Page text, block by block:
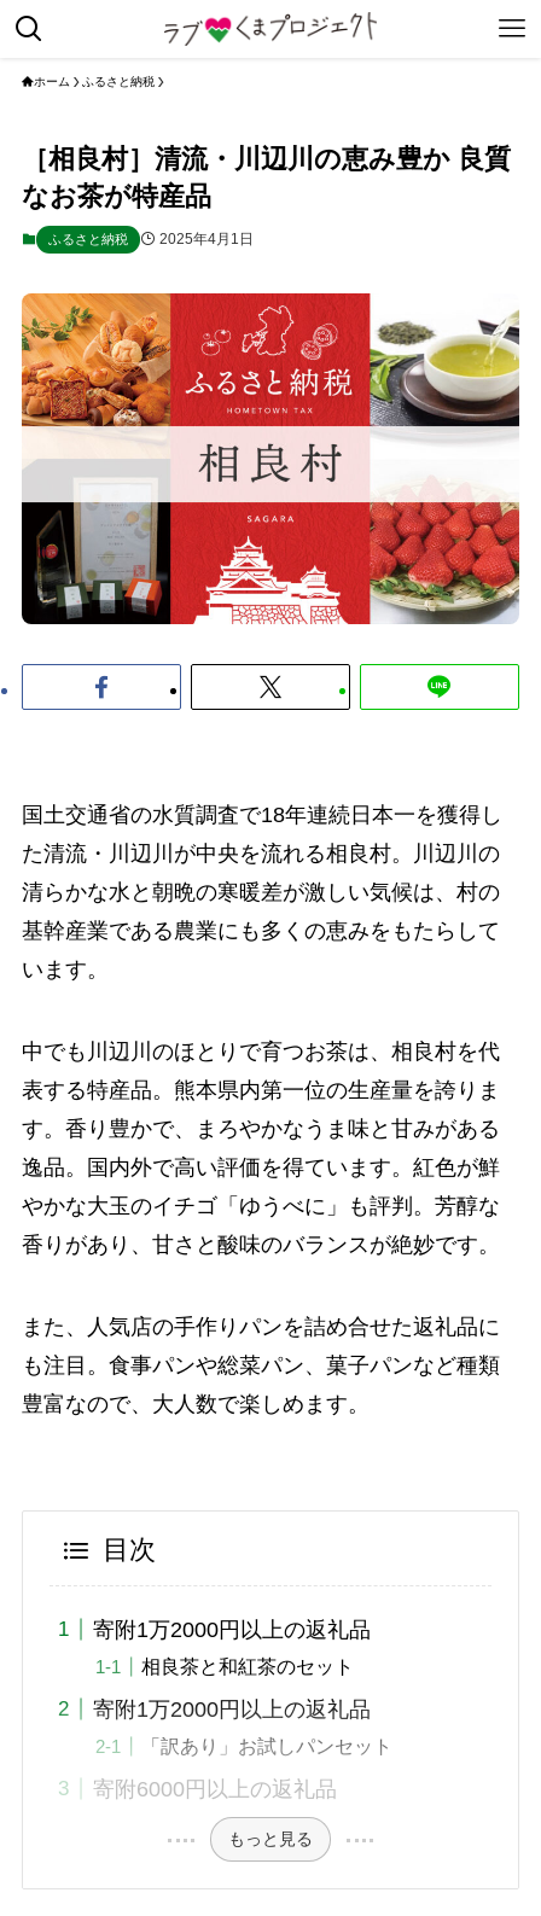
ホーム ふるさと納税
［相良村］清流・川辺川の恵み豊か 良質
なお茶が特産品
ふるさと納税 2025年4月1日
国土交通省の水質調査で18年連続日本一を獲得し
た清流・川辺川が中央を流れる相良村。川辺川の
清らかな水と朝晩の寒暖差が激しい気候は、村の
基幹産業である農業にも多くの恵みをもたらして
います。
中でも川辺川のほとりで育つお茶は、相良村を代
表する特産品。熊本県内第一位の生産量を誇りま
す。香り豊かで、まろやかなうま味と甘みがある
逸品。国内外で高い評価を得ています。紅色が鮮
やかな大玉のイチゴ「ゆうべに」も評判。芳醇な
香りがあり、甘さと酸味のバランスが絶妙です。
また、人気店の手作りパンを詰め合せた返礼品に
も注目。食事パンや総菜パン、菓子パンなど種類
豊富なので、大人数で楽しめます。
目次
寄附1万2000円以上の返礼品
相良茶と和紅茶のセット
寄附1万2000円以上の返礼品
「訳あり」お試しパンセット
寄附6000円以上の返礼品
もっと見る